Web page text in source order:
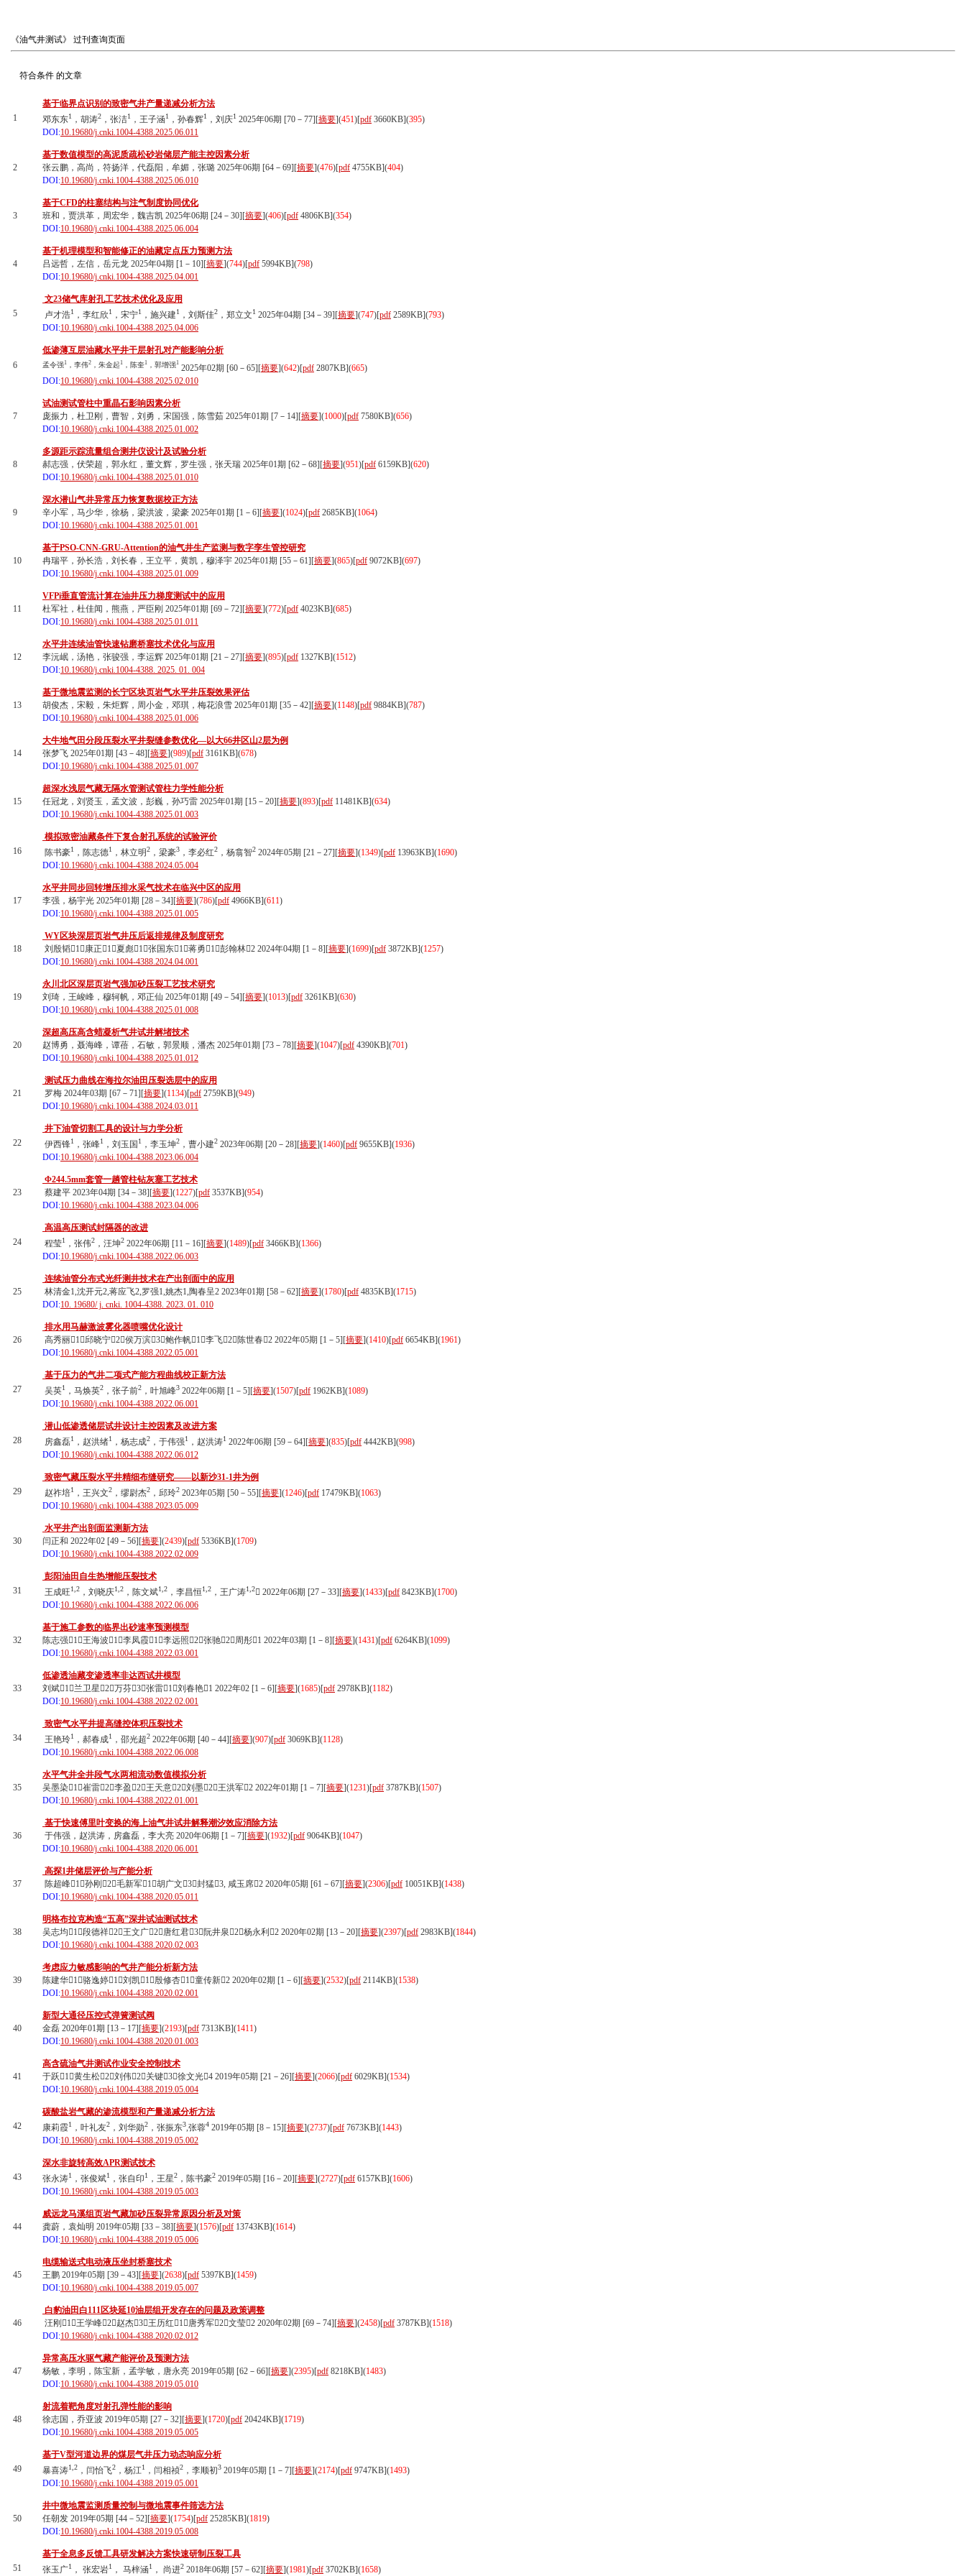
《油气井测试》 过刊查询页面
符合条件 的文章
1
基于临界点识别的致密气井产量递减分析方法
邓东东1 ，胡涛2 ，张洁1 ，王子涵1 ，孙春辉1 ，刘庆1 2025年06期 [70－77][摘要](451)[pdf 3660KB](395)
DOI:10.19680/j.cnki.1004-4388.2025.06.011
2
基于数值模型的高泥质疏松砂岩储层产能主控因素分析
张云鹏，高尚，符扬洋，代磊阳，牟媚，张璐 2025年06期 [64－69][摘要](476)[pdf 4755KB](404)
DOI:10.19680/j.cnki.1004-4388.2025.06.010
3
基于CFD的柱塞结构与注气制度协同优化
班和，贾洪革，周宏华，魏吉凯 2025年06期 [24－30][摘要](406)[pdf 4806KB](354)
DOI:10.19680/j.cnki.1004-4388.2025.06.004
4
基于机理模型和智能修正的油藏定点压力预测方法
吕远哲，左信，岳元龙 2025年04期 [1－10][摘要](744)[pdf 5994KB](798)
DOI:10.19680/j.cnki.1004-4388.2025.04.001
5
文23储气库射孔工艺技术优化及应用
卢才浩1 ，李红欣1 ，宋宁1 ，施兴建1 ，刘斯佳2 ，郑立文1 2025年04期 [34－39][摘要](747)[pdf 2589KB](793)
DOI:10.19680/j.cnki.1004-4388.2025.04.006
6
低渗薄互层油藏水平井干层射孔对产能影响分析
孟令强1 ，李伟2 ，朱金起 1 ，陈奎1 ，郭增强1
2025年02期 [60－65][摘要](642)[pdf 2807KB](665)
DOI:10.19680/j.cnki.1004-4388.2025.02.010
7
试油测试管柱中重晶石影响因素分析
庞振力，杜卫刚，曹智，刘勇，宋国强，陈雪茹 2025年01期 [7－14][摘要](1000)[pdf 7580KB](656)
DOI:10.19680/j.cnki.1004-4388.2025.01.002
8
多源距示踪流量组合测井仪设计及试验分析
郝志强，伏荣超，郭永红，董文辉，罗生强，张天瑞 2025年01期 [62－68][摘要](951)[pdf 6159KB](620)
DOI:10.19680/j.cnki.1004-4388.2025.01.010
9
深水潜山气井异常压力恢复数据校正方法
辛小军，马少华，徐杨，梁洪波，梁豪 2025年01期 [1－6][摘要](1024)[pdf 2685KB](1064)
DOI:10.19680/j.cnki.1004-4388.2025.01.001
10
基于PSO-CNN-GRU-Attention的油气井生产监测与数字孪生管控研究
冉瑞平，孙长浩，刘长春，王立平，黄凯，穆泽宇 2025年01期 [55－61][摘要](865)[pdf 9072KB](697)
DOI:10.19680/j.cnki.1004-4388.2025.01.009
11
VFPi垂直管流计算在油井压力梯度测试中的应用
杜军社，杜佳闻，熊燕，严臣刚 2025年01期 [69－72][摘要](772)[pdf 4023KB](685)
DOI:10.19680/j.cnki.1004-4388.2025.01.011
12
水平井连续油管快速钻磨桥塞技术优化与应用
李沅岷，汤艳，张骏强，李运辉 2025年01期 [21－27][摘要](895)[pdf 1327KB](1512)
DOI:10.19680/j.cnki.1004-4388. 2025. 01. 004
13
基于微地震监测的长宁区块页岩气水平井压裂效果评估
胡俊杰，宋毅，朱炬辉，周小金，邓琪，梅花浪雪 2025年01期 [35－42][摘要](1148)[pdf 9884KB](787)
DOI:10.19680/j.cnki.1004-4388.2025.01.006
14
大牛地气田分段压裂水平井裂缝参数优化—以大66井区山2层为例
张梦飞 2025年01期 [43－48][摘要](989)[pdf 3161KB](678)
DOI:10.19680/j.cnki.1004-4388.2025.01.007
15
超深水浅层气藏无隔水管测试管柱力学性能分析
任冠龙，刘贤玉，孟文波，彭巍，孙巧雷 2025年01期 [15－20][摘要](893)[pdf 11481KB](634)
DOI:10.19680/j.cnki.1004-4388.2025.01.003
16
模拟致密油藏条件下复合射孔系统的试验评价
陈书豪1 ，陈志德1 ，林立明2 ，梁豪3 ，李必红2 ，杨翕智2 2024年05期 [21－27][摘要](1349)[pdf 13963KB](1690)
DOI:10.19680/j.cnki.1004-4388.2024.05.004
17
水平井同步回转增压排水采气技术在临兴中区的应用
李强，杨宇光 2025年01期 [28－34][摘要](786)[pdf 4966KB](611)
DOI:10.19680/j.cnki.1004-4388.2025.01.005
18
WY区块深层页岩气井压后返排规律及制度研究
刘殷韬1，康正1，夏彪1，张国东1，蒋勇1，彭翰林2 2024年04期 [1－8][摘要](1699)[pdf 3872KB](1257)
DOI:10.19680/j.cnki.1004-4388.2024.04.001
19
永川北区深层页岩气强加砂压裂工艺技术研究
刘琦，王峻峰，穆轲帆，邓正仙 2025年01期 [49－54][摘要](1013)[pdf 3261KB](630)
DOI:10.19680/j.cnki.1004-4388.2025.01.008
20
深超高压高含蜡凝析气井试井解堵技术
赵博勇，聂海峰，谭蓓，石敏，郭景顺，潘杰 2025年01期 [73－78][摘要](1047)[pdf 4390KB](701)
DOI:10.19680/j.cnki.1004-4388.2025.01.012
21
测试压力曲线在海拉尔油田压裂选层中的应用
罗梅 2024年03期 [67－71][摘要](1134)[pdf 2759KB](949)
DOI:10.19680/j.cnki.1004-4388.2024.03.011
22
井下油管切割工具的设计与力学分析
伊西锋1 ，张峰1 ，刘玉国 1 ，李玉坤2 ，曹小建2 2023年06期 [20－28][摘要](1460)[pdf 9655KB](1936)
DOI:10.19680/j.cnki.1004-4388.2023.06.004
23
Φ244.5mm套管一趟管柱钻灰塞工艺技术
蔡建平 2023年04期 [34－38][摘要](1227)[pdf 3537KB](954)
DOI:10.19680/j.cnki.1004-4388.2023.04.006
24
高温高压测试封隔器的改进
程莹1 ，张伟2 ，汪坤2 2022年06期 [11－16][摘要](1489)[pdf 3466KB](1366)
DOI:10.19680/j.cnki.1004-4388.2022.06.003
25
连续油管分布式光纤测井技术在产出剖面中的应用
林清金1,沈开元2,蒋应飞2,罗强1,姚杰1,陶春呈2 2023年01期 [58－62][摘要](1780)[pdf 4835KB](1715)
DOI:10. 19680/ j. cnki. 1004-4388. 2023. 01. 010
26
排水用马赫激波雾化器喷嘴优化设计
高秀丽1，邱晓宁2，侯万滨3，鲍作帆1，李飞2，陈世春2 2022年05期 [1－5][摘要](1410)[pdf 6654KB](1961)
DOI:10.19680/j.cnki.1004-4388.2022.05.001
27
基于压力的气井二项式产能方程曲线校正新方法
吴英1 ，马焕英2 ，张子前2 ，叶旭峰3 2022年06期 [1－5][摘要](1507)[pdf 1962KB](1089)
DOI:10.19680/j.cnki.1004-4388.2022.06.001
28
潜山低渗透储层试井设计主控因素及改进方案
房鑫磊1 ，赵洪绪1 ，杨志成2 ，于伟强1 ，赵洪涛1 2022年06期 [59－64][摘要](835)[pdf 4442KB](998)
DOI:10.19680/j.cnki.1004-4388.2022.06.012
29
致密气藏压裂水平井精细布缝研究——以新沙31-1井为例
赵祚培1 ，王兴文2 ，缪尉杰2 ，邱玲2 2023年05期 [50－55][摘要](1246)[pdf 17479KB](1063)
DOI:10.19680/j.cnki.1004-4388.2023.05.009
30
水平井产出剖面监测新方法
闫正和 2022年02 [49－56][摘要](2439)[pdf 5336KB](1709)
DOI:10.19680/j.cnki.1004-4388.2022.02.009
31
彭阳油田自生热增能压裂技术
王成旺1,2 ，刘晓庆1,2 ，陈文斌1,2 ，李昌恒1,2 ，王广涛1,2 2022年06期 [27－33][摘要](1433)[pdf 8423KB](1700)
DOI:10.19680/j.cnki.1004-4388.2022.06.006
32
基于施工参数的临界出砂速率预测模型
陈志强1，王海波1，李凤霞1，李远照2，张驰2，周彤1 2022年03期 [1－8][摘要](1431)[pdf 6264KB](1099)
DOI:10.19680/j.cnki.1004-4388.2022.03.001
33
低渗透油藏变渗透率非达西试井模型
刘斌1，兰卫星2，万芬3，张雷1，刘春艳1 2022年02 [1－6][摘要](1685)[pdf 2978KB](1182)
DOI:10.19680/j.cnki.1004-4388.2022.02.001
34
致密气水平井提高缝控体积压裂技术
王艳玲1 ，郝春成1 ，邵光超2 2022年06期 [40－44][摘要](907)[pdf 3069KB](1128)
DOI:10.19680/j.cnki.1004-4388.2022.06.008
35
水平气井全井段气水两相流动数值模拟分析
吴墨染1，崔雷2，李盈2，王天意2，刘墨2，王洪军2 2022年01期 [1－7][摘要](1231)[pdf 3787KB](1507)
DOI:10.19680/j.cnki.1004-4388.2022.01.001
36
基于快速傅里叶变换的海上油气井试井解释潮汐效应消除方法
于伟强，赵洪涛，房鑫磊，李大亮 2020年06期 [1－7][摘要](1932)[pdf 9064KB](1047)
DOI:10.19680/j.cnki.1004-4388.2020.06.001
37
高探1井储层评价与产能分析
陈超峰1，孙刚2，毛新军1，胡广文3，封猛3, 咸玉席2 2020年05期 [61－67][摘要](2306)[pdf 10051KB](1438)
DOI:10.19680/j.cnki.1004-4388.2020.05.011
38
明格布拉克构造“五高”深井试油测试技术
吴志均1，段德祥2，王文广2，唐红君3，阮井泉2，杨永利2 2020年02期 [13－20][摘要](2397)[pdf 2983KB](1844)
DOI:10.19680/j.cnki.1004-4388.2020.02.003
39
考虑应力敏感影响的气井产能分析新方法
陈建华1，骆逸婷1，刘凯1，殷修杏1，童传新2 2020年02期 [1－6][摘要](2532)[pdf 2114KB](1538)
DOI:10.19680/j.cnki.1004-4388.2020.02.001
40
新型大通径压控式弹簧测试阀
金磊 2020年01期 [13－17][摘要](2193)[pdf 7313KB](1411)
DOI:10.19680/j.cnki.1004-4388.2020.01.003
41
高含硫油气井测试作业安全控制技术
于跃1，黄生松2，刘伟2，关键3，徐文光4 2019年05期 [21－26][摘要](2066)[pdf 6029KB](1534)
DOI:10.19680/j.cnki.1004-4388.2019.05.004
42
碳酸盐岩气藏的渗流模型和产量递减分析方法
康莉霞1 ，叶礼友2 ，刘华勋2 ，张振东3,张蓉4 2019年05期 [8－15][摘要](2737)[pdf 7673KB](1443)
DOI:10.19680/j.cnki.1004-4388.2019.05.002
43
深水非旋转高效APR测试技术
张永涛1 ，张俊斌1 ，张自印1 ，王星2 ，陈书豪2 2019年05期 [16－20][摘要](2727)[pdf 6157KB](1606)
DOI:10.19680/j.cnki.1004-4388.2019.05.003
44
威远龙马溪组页岩气藏加砂压裂异常原因分析及对策
龚蔚，袁灿明 2019年05期 [33－38][摘要](1576)[pdf 13743KB](1614)
DOI:10.19680/j.cnki.1004-4388.2019.05.006
45
电缆输送式电动液压坐封桥塞技术
王鹏 2019年05期 [39－43][摘要](2638)[pdf 5397KB](1459)
DOI:10.19680/j.cnki.1004-4388.2019.05.007
46
白豹油田白111区块延10油层组开发存在的问题及政策调整
汪刚1，王学峰2，赵杰3，王历红1，唐秀军2，文莹2 2020年02期 [69－74][摘要](2458)[pdf 3787KB](1518)
DOI:10.19680/j.cnki.1004-4388.2020.02.012
47
异常高压水驱气藏产能评价及预测方法
杨敏，李明，陈宝新，孟学敏，唐永亮 2019年05期 [62－66][摘要](2395)[pdf 8218KB](1483)
DOI:10.19680/j.cnki.1004-4388.2019.05.010
48
射流着靶角度对射孔弹性能的影响
徐志国，乔亚波 2019年05期 [27－32][摘要](1720)[pdf 20424KB](1719)
DOI:10.19680/j.cnki.1004-4388.2019.05.005
49
基于V型河道边界的煤层气井压力动态响应分析
暴喜涛1,2 ，闫怡飞2 ，杨江1 ，闫相祯2 ，李顺初3 2019年05期 [1－7][摘要](2174)[pdf 9747KB](1493)
DOI:10.19680/j.cnki.1004-4388.2019.05.001
50
井中微地震监测质量控制与微地震事件筛选方法
任朝发 2019年05期 [44－52][摘要](1754)[pdf 25285KB](1819)
DOI:10.19680/j.cnki.1004-4388.2019.05.008
51
基于全息多反馈工具研发解决方案快速研制压裂工具
张玉广1 ， 张宏岩1 ， 马梓涵1 ， 尚进2 2018年06期 [57－62][摘要](1981)[pdf 3702KB](1658)